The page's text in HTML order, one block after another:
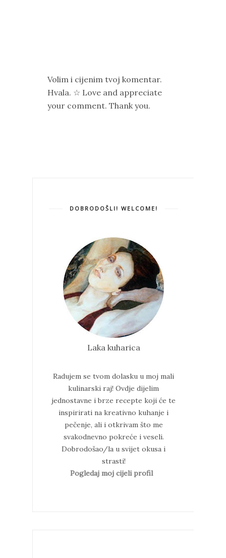
Volim i cijenim tvoj komentar.
Hvala. ☆ Love and appreciate
your comment. Thank you.
DOBRODOŠLI! WELCOME!
Laka kuharica
Radujem se tvom dolasku u moj mali
kulinarski raj! Ovdje dijelim
jednostavne i brze recepte koji će te
inspirirati na kreativno kuhanje i
pečenje, ali i otkrivam što me
svakodnevno pokreće i veseli.
Dobrodošao/la u svijet okusa i
strasti!
Pogledaj moj cijeli profil